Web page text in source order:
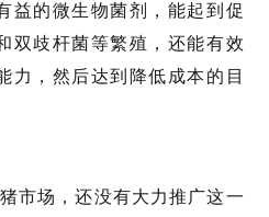
益的微生物菌剂，能起到促
双歧杆菌等繁殖，还能有效
力，然后达到降低成本的目
市场，还没有大力推广这一